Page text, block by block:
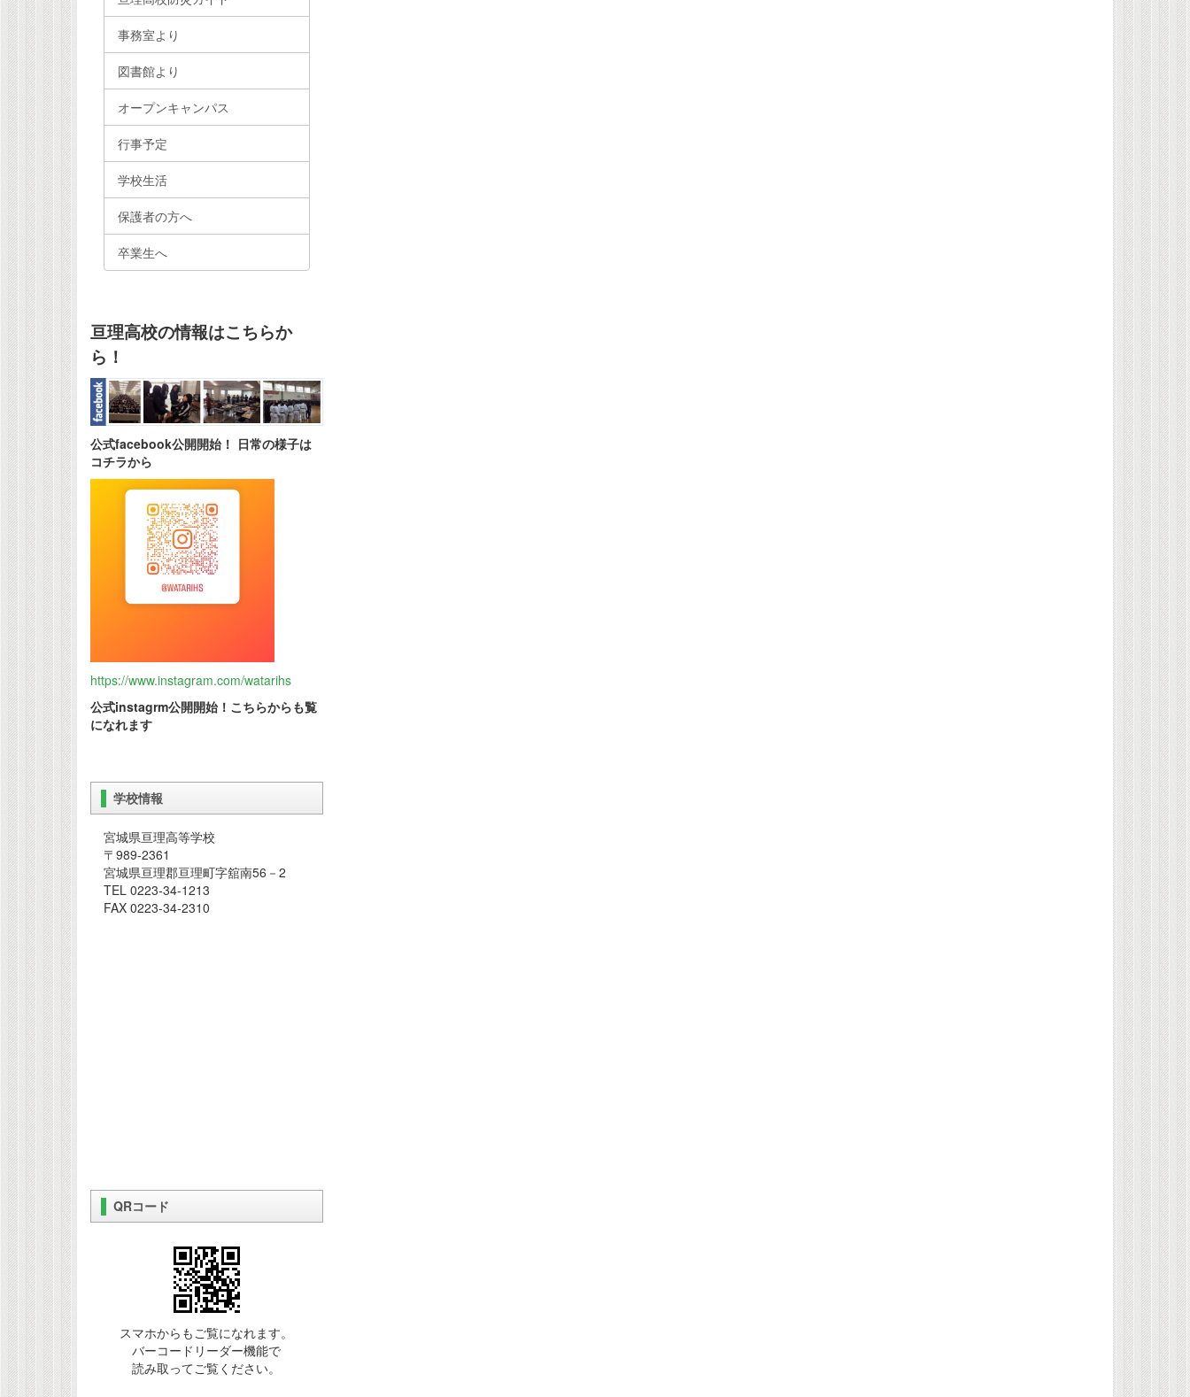
事務室より
図書館より
オープンキャンパス
行事予定
学校生活
保護者の方へ
卒業生へ
亘理高校の情報はこちらか
ら！
公式facebook公開開始！ 日常の様子は
コチラから
https://www.instagram.com/watarihs
公式instagrm公開開始！こちらからも覧
になれます
学校情報
宮城県亘理高等学校
〒989-2361
宮城県亘理郡亘理町字舘南56－2
TEL 0223-34-1213
FAX 0223-34-2310
QRコード
スマホからもご覧になれます。
バーコードリーダー機能で
読み取ってご覧ください。